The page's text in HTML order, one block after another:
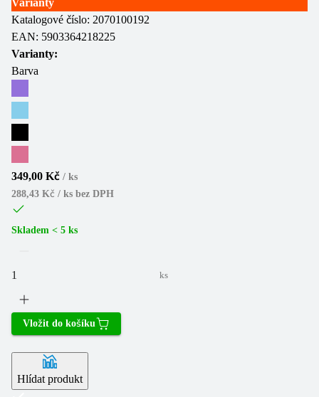
Varianty
Katalogové číslo: 2070100192
EAN: 5903364218225
Varianty:
Barva
349,00 Kč / ks
288,43 Kč / ks bez DPH
Skladem < 5 ks
ks
Vložit do košíku
Hlídat produkt